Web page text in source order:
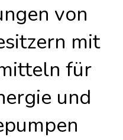
von
mit
für
und